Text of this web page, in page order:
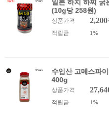
일본 하치 하찌 굵
(10g당 258원)
상품가격 2,200
적립금 1%
수입산 고메스파
400g
상품가격
적립금 1%